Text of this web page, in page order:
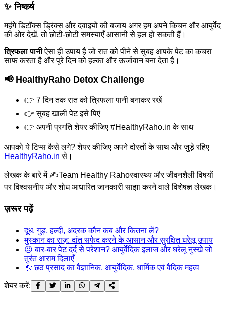
✨ निष्कर्ष
महंगे डिटॉक्स ड्रिंक्स और दवाइयों की बजाय अगर हम अपने किचन और आयुर्वेद
की ओर देखें, तो छोटी-छोटी समस्याएँ आसानी से हल हो सकती हैं।
त्रिफला पानीऐसा ही उपाय है जो रात को पीने से सुबह आपके पेट का कचरा
साफ करता है और पूरे दिन को हल्का और ऊर्जावान बना देता है।
📢 HealthyRaho Detox Challenge
👉 7 दिन तक रात को त्रिफला पानी बनाकर रखें
👉 सुबह खाली पेट इसे पिएं
👉 अपनी प्रगति शेयर कीजिए #HealthyRaho.in के साथ
आपको ये टिप्स कैसे लगे? शेयर कीजिए अपने दोस्तों के साथ और जुड़े रहिए
HealthyRaho.in से।
लेखक के बारे में ✍️Team Healthy Rahoस्वास्थ्य और जीवनशैली विषयों
पर विश्वसनीय और शोध आधारित जानकारी साझा करने वाले विशेषज्ञ लेखक।
ज़रूर पढ़ें
दूध, गुड़, हल्दी, अदरक कौन कब और कितना लें?
मुस्कान का राज़: दांत सफेद करने के आसान और सुरक्षित घरेलू उपाय
😣 बार-बार पेट दर्द से परेशान? आयुर्वेदिक इलाज और घरेलू नुस्खे जो
तुरंत आराम दिलाएँ
🌞 छठ प्रसाद का वैज्ञानिक, आयुर्वेदिक, धार्मिक एवं वैदिक महत्व
शेयर करें: